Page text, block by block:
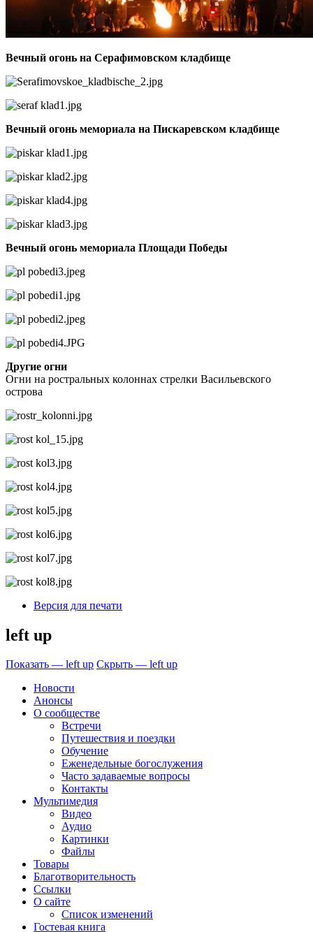
Вечный огонь на Серафимовском кладбище
Вечный огонь мемориала на Пискаревском кладбище
Вечный огонь мемориала Площади Победы
Другие огни
Огни на ростральных колоннах стрелки Васильевского
острова
Версия для печати
left up
Показать — left up Скрыть — left up
Новости
Анонсы
О сообществе
Встречи
Путешествия и поездки
Обучение
Еженедельные богослужения
Часто задаваемые вопросы
Контакты
Мультимедия
Видео
Аудио
Картинки
Файлы
Товары
Благотворительность
Ссылки
О сайте
Список изменений
Гостевая книга